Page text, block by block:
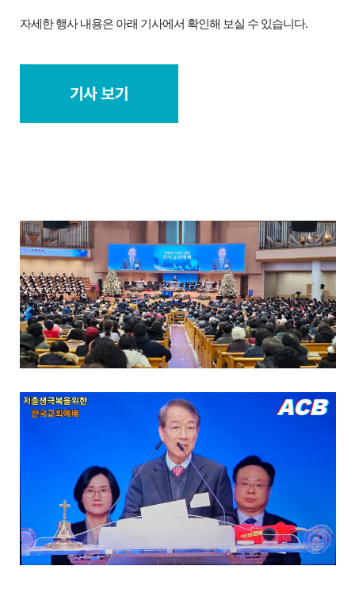
자세한 행사 내용은 아래 기사에서 확인해 보실 수 있습니다.